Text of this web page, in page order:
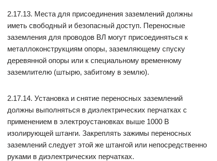
2.17.13. Места для присоединения заземлений должны
иметь свободный и безопасный доступ. Переносные
заземления для проводов ВЛ могут присоединяться к
металлоконструкциям опоры, заземляющему спуску
деревянной опоры или к специальному временному
заземлителю (штырю, забитому в землю).
2.17.14. Установка и снятие переносных заземлений
должны выполняться в диэлектрических перчатках с
применением в электроустановках выше 1000 В
изолирующей штанги. Закреплять зажимы переносных
заземлений следует этой же штангой или непосредственно
руками в диэлектрических перчатках.